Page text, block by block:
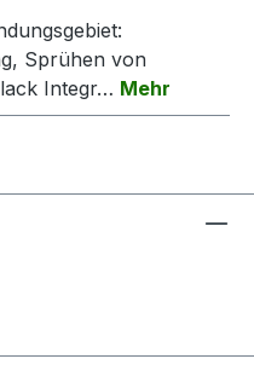
Sprühen von
Integr… Mehr